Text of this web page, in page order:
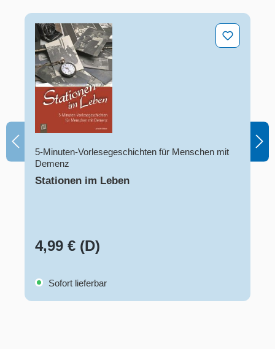
Stationen im Leben
5-Minuten-Vorlesegeschichten für Menschen mit
Demenz
Stationen im Leben
4,99 € (D)
Sofort lieferbar